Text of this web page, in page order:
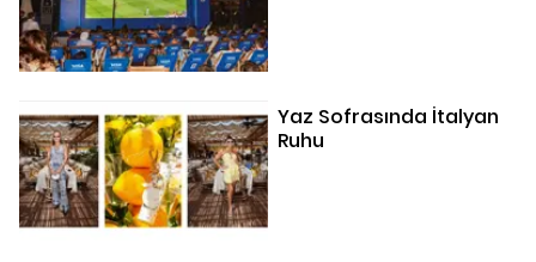
Yaz Sofrasında İtalyan
Ruhu